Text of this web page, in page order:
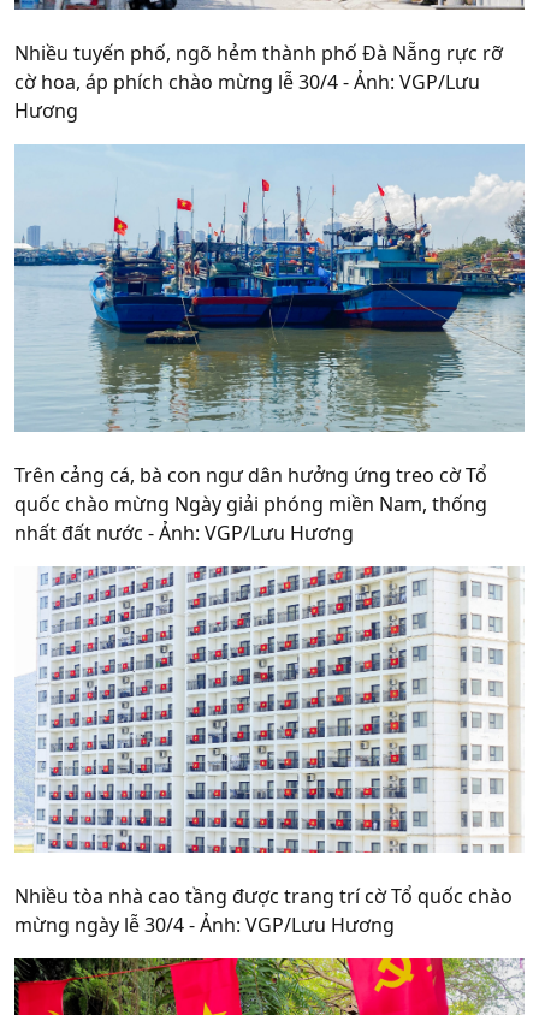
Nhiều tuyến phố, ngõ hẻm thành phố Đà Nẵng rực rỡ
cờ hoa, áp phích chào mừng lễ 30/4 - Ảnh: VGP/Lưu
Hương
Trên cảng cá, bà con ngư dân hưởng ứng treo cờ Tổ
quốc chào mừng Ngày giải phóng miền Nam, thống
nhất đất nước - Ảnh: VGP/Lưu Hương
Nhiều tòa nhà cao tầng được trang trí cờ Tổ quốc chào
mừng ngày lễ 30/4 - Ảnh: VGP/Lưu Hương